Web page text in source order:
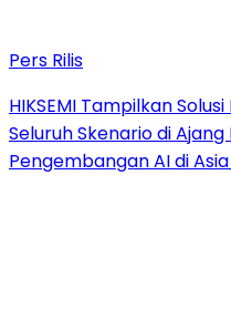
Pers Rilis
HIKSEMI Tampilkan
Seluruh Skenario di
Pengembangan AI di